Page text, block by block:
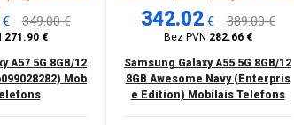
€ 349.00 €
271.90 €
A57 5G 8GB/12
Mob
342.02 € 389.00 €
Bez PVN 282.66 €
Samsung Galaxy A55 5G 8GB/12
8GB Awesome Navy (Enterpris
e Edition) Mobilais Telefons